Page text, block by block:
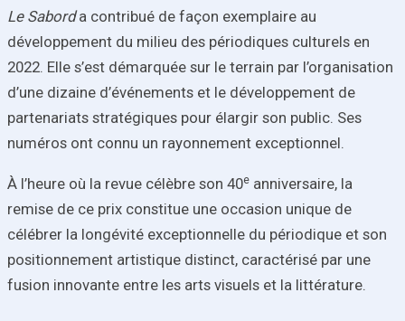
Le Saborda contribué de façon exemplaire au
développement du milieu des périodiques culturels en
2022. Elle s’est démarquée sur le terrain par l’organisation
d’une dizaine d’événements et le développement de
partenariats stratégiques pour élargir son public. Ses
numéros ont connu un rayonnement exceptionnel.
À l’heure où la revue célèbre son 40e anniversaire, la
remise de ce prix constitue une occasion unique de
célébrer la longévité exceptionnelle du périodique et son
positionnement artistique distinct, caractérisé par une
fusion innovante entre les arts visuels et la littérature.